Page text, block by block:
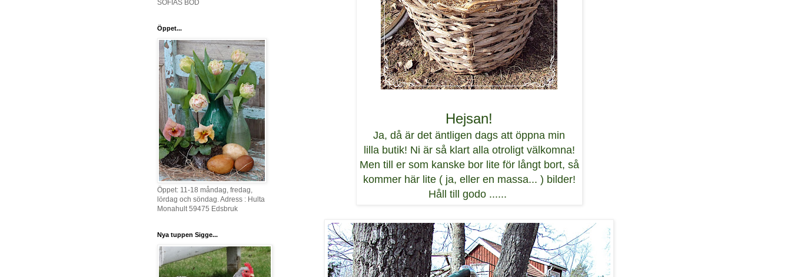
Hejsan!
Ja, då är det äntligen dags att öppna min
lilla butik! Ni är så klart alla otroligt välkomna!
Men till er som kanske bor lite för långt bort, så
kommer här lite ( ja, eller en massa... ) bilder!
Håll till godo ......
SOFIAS BOD
Öppet...
Öppet: 11-18 måndag, fredag,
lördag och söndag. Adress : Hulta
Monahult 59475 Edsbruk
Nya tuppen Sigge...